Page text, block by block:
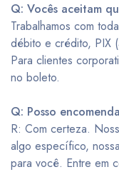
Q: Vocês aceitam
Trabalhamos com
débito e crédito, PIX
Para clientes
no boleto.
Q: Posso
R: Com certeza.
algo específico,
para você. Entre em